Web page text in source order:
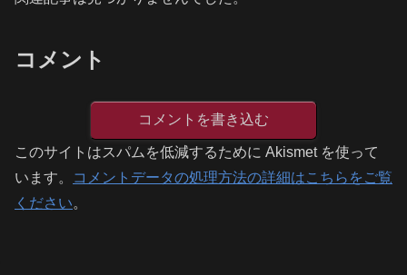
コメント
コメントを書き込む
このサイトはスパムを低減するために Akismet を使って
います。
コメントデータの処理方法の詳細はこちらをご覧
ください。